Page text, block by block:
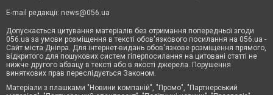
E-mail редакції: news@056.ua
Допускається цитування матеріалів без отримання попередньої згоди
056.ua за умови розміщення в тексті обов'язкового посилання на 056.ua -
Сайт міста Дніпра. Для інтернет-видань обов'язкове розміщення прямого,
відкритого для пошукових систем гіперпосилання на цитовані статті не
нижче другого абзацу в тексті або в якості джерела. Порушення
виняткових прав переслідується Законом.
Матеріали з плашками "Новини компаній", "Промо", "Партнерський